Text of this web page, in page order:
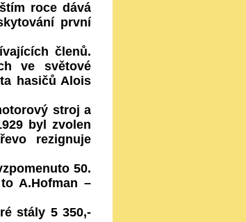
roce dává
první
členů.
ve světové
hasičů Alois
stroj a
byl zvolen
rezignuje
50.
A.Hofman –
stály 5 350,-